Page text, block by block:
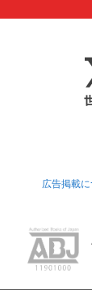
広告掲載